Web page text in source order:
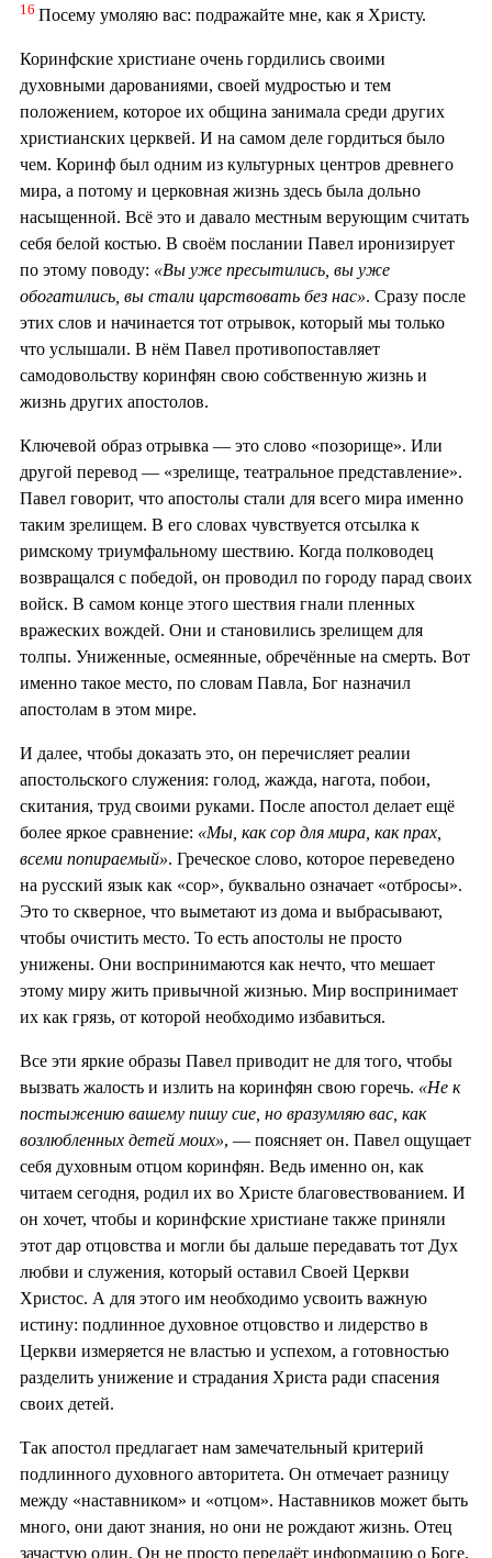
16 Посему умоляю вас: подражайте мне, как я Христу.
Коринфские христиане очень гордились своими
духовными дарованиями, своей мудростью и тем
положением, которое их община занимала среди других
христианских церквей. И на самом деле гордиться было
чем. Коринф был одним из культурных центров древнего
мира, а потому и церковная жизнь здесь была дольно
насыщенной. Всё это и давало местным верующим считать
себя белой костью. В своём послании Павел иронизирует
по этому поводу: «Вы уже пресытились, вы уже
обогатились, вы стали царствовать без нас». Сразу после
этих слов и начинается тот отрывок, который мы только
что услышали. В нём Павел противопоставляет
самодовольству коринфян свою собственную жизнь и
жизнь других апостолов.
Ключевой образ отрывка — это слово «позорище». Или
другой перевод — «зрелище, театральное представление».
Павел говорит, что апостолы стали для всего мира именно
таким зрелищем. В его словах чувствуется отсылка к
римскому триумфальному шествию. Когда полководец
возвращался с победой, он проводил по городу парад своих
войск. В самом конце этого шествия гнали пленных
вражеских вождей. Они и становились зрелищем для
толпы. Униженные, осмеянные, обречённые на смерть. Вот
именно такое место, по словам Павла, Бог назначил
апостолам в этом мире.
И далее, чтобы доказать это, он перечисляет реалии
апостольского служения: голод, жажда, нагота, побои,
скитания, труд своими руками. После апостол делает ещё
более яркое сравнение: «Мы, как сор для мира, как прах,
всеми попираемый». Греческое слово, которое переведено
на русский язык как «сор», буквально означает «отбросы».
Это то скверное, что выметают из дома и выбрасывают,
чтобы очистить место. То есть апостолы не просто
унижены. Они воспринимаются как нечто, что мешает
этому миру жить привычной жизнью. Мир воспринимает
их как грязь, от которой необходимо избавиться.
Все эти яркие образы Павел приводит не для того, чтобы
вызвать жалость и излить на коринфян свою горечь. «Не к
постыжению вашему пишу сие, но вразумляю вас, как
возлюбленных детей моих», — поясняет он. Павел ощущает
себя духовным отцом коринфян. Ведь именно он, как
читаем сегодня, родил их во Христе благовествованием. И
он хочет, чтобы и коринфские христиане также приняли
этот дар отцовства и могли бы дальше передавать тот Дух
любви и служения, который оставил Своей Церкви
Христос. А для этого им необходимо усвоить важную
истину: подлинное духовное отцовство и лидерство в
Церкви измеряется не властью и успехом, а готовностью
разделить унижение и страдания Христа ради спасения
своих детей.
Так апостол предлагает нам замечательный критерий
подлинного духовного авторитета. Он отмечает разницу
между «наставником» и «отцом». Наставников может быть
много, они дают знания, но они не рождают жизнь. Отец
зачастую один. Он не просто передаёт информацию о Боге.